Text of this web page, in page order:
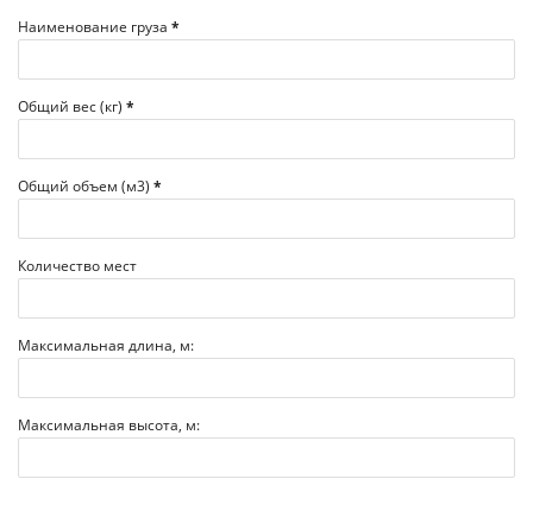
Наименование груза *
Общий вес (кг) *
Общий объем (м3) *
Количество мест
Максимальная длина, м:
Максимальная высота, м: